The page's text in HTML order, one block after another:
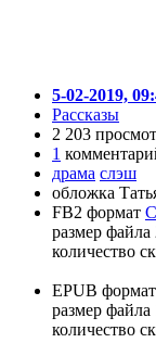
5-02-2019,
Рассказы
2 203
1
драма слэш
обложка
FB2 формат
размер
количество
EPUB формат
размер
количество